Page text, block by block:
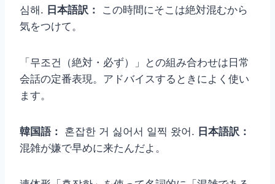
심해. 日本語訳：
この時間にそこは絶対混むから
気をつけて。
「무조건（絶対・必ず）」との組み合わせは日常
会話の定番表現。アドバイスするときによく使い
ます。
韓国語： 혼잡한 거 싫어서 일찍 왔어. 日本語訳：
混雑が嫌で早めに来たんだよ。